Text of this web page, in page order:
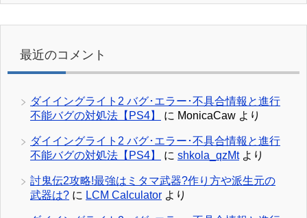
最近のコメント
ダイイングライト2 バグ･エラー･不具合情報と進行
不能バグの対処法【PS4】
に MonicaCaw より
ダイイングライト2 バグ･エラー･不具合情報と進行
不能バグの対処法【PS4】
に shkola_qzMtより
討鬼伝2攻略!最強はミタマ武器?作り方や派生元の
武器は? に LCM Calculator より